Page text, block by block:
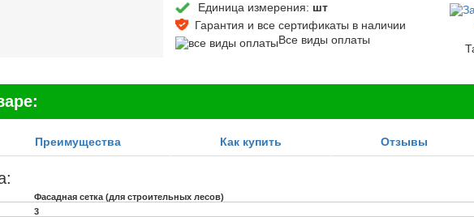
Единица измерения: шт
Гарантия и все сертификаты в наличии
Все виды оплаты
Преимущества Как купить Отзывы
Фасадная сетка (для строительных лесов)
3